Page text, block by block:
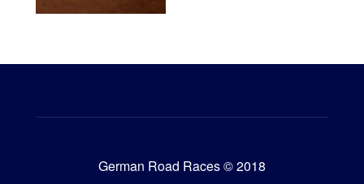
German Road Races © 2018